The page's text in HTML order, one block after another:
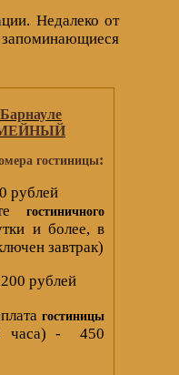
Недалеко от
гостиницы:
рублей
гостиничного
и более, в
завтрак)
рублей
гостиницы
часа) - 450